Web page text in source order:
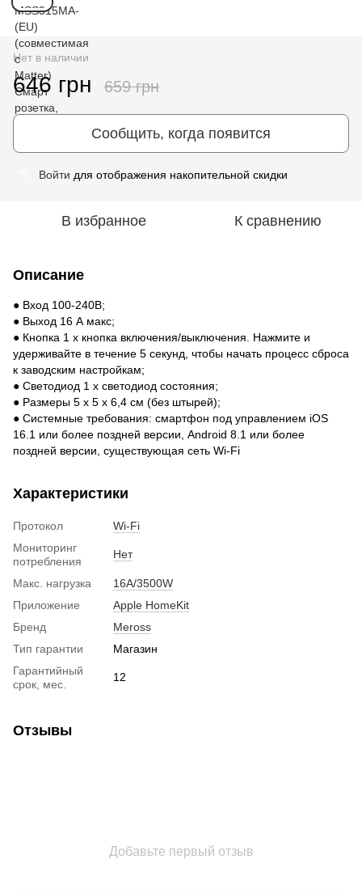
Нет в наличии
646 грн 659 грн
Сообщить, когда появится
Войти для отображения накопительной скидки
В избранное К сравнению
Описание
● Вход 100-240В;
● Выход 16 А макс;
● Кнопка 1 x кнопка включения/выключения. Нажмите и
удерживайте в течение 5 секунд, чтобы начать процесс сброса
к заводским настройкам;
● Светодиод 1 x светодиод состояния;
● Размеры 5 x 5 x 6,4 см (без штырей);
● Системные требования: смартфон под управлением iOS
16.1 или более поздней версии, Android 8.1 или более
поздней версии, существующая сеть Wi-Fi
Характеристики
Протокол
Wi-Fi
Мониторинг
потребления
Нет
Макс. нагрузка
16A/3500W
Приложение
Apple HomeKit
Бренд
Meross
Тип гарантии
Магазин
Гарантийный
срок, мес.
12
Отзывы
Добавьте первый отзыв